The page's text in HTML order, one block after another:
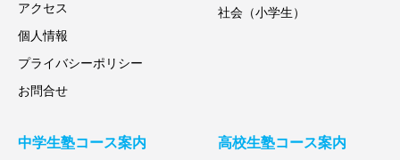
アクセス
個人情報
プライバシーポリシー
お問合せ
社会（小学生）
中学生塾コース案内 高校生塾コース案内